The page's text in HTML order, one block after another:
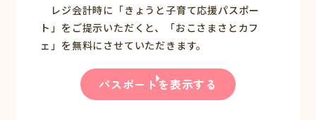
レジ会計時に「きょうと子育て応援パスポー
ト」をご提示いただくと、「おこさまさとカフ
ェ」を無料にさせていただきます。
パスポートを表示する